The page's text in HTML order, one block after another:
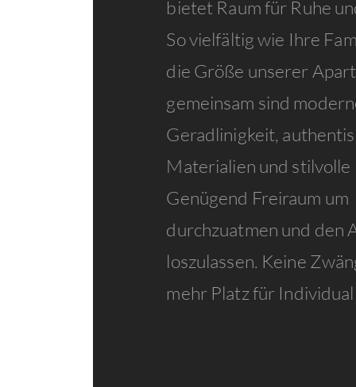
bietet Raum für Ruhe
So vielfältig wie Ihre
die Größe unserer
gemeinsam sind
Geradlinigkeit,
Materialien und stilvolle
Genügend Freiraum um
durchzuatmen und den
loszulassen. Keine
mehr Platz für